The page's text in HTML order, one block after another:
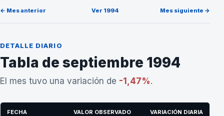
← Mes anterior Ver 1994 Mes siguiente →
DETALLE DIARIO
Tabla de septiembre 1994
El mes tuvo una variación de -1,47%.
FECHA VALOR OBSERVADO VARIACIÓN DIARIA